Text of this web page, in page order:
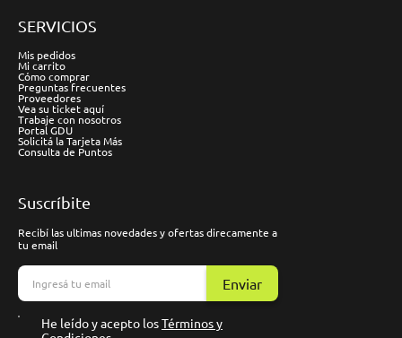
SERVICIOS
Mis pedidos
Mi carrito
Cómo comprar
Preguntas frecuentes
Proveedores
Vea su ticket aquí
Trabaje con nosotros
Portal GDU
Solicitá la Tarjeta Más
Consulta de Puntos
Suscríbite
Recibí las ultimas novedades y ofertas direcamente a
tu email
Enviar
He leído y acepto losTérminos y